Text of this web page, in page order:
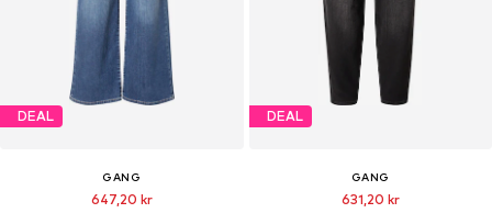
DEAL
GANG
647,20 kr
DEAL
GANG
631,20 kr